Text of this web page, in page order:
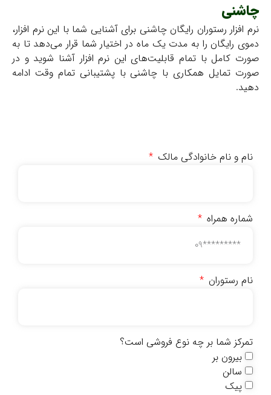
چاشنی
نرم افزار رستوران رایگان چاشنی برای آشنایی شما با این نرم افزار،
دموی رایگان را به مدت یک ماه در اختیار شما قرار می‌دهد تا به
صورت کامل با تمام قابلیت‌های این نرم افزار آشنا شوید و در
صورت تمایل همکاری با چاشنی با پشتیبانی تمام وقت ادامه
دهید.
نام و نام خانوادگی مالک
شماره همراه
نام رستوران
تمرکز شما بر چه نوع فروشی است؟
بیرون بر
سالن
پیک